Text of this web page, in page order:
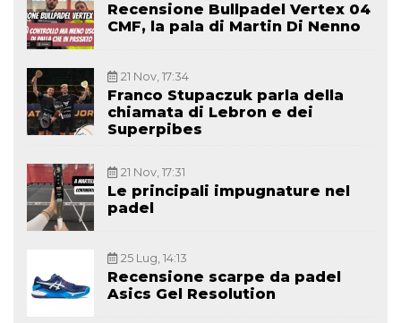
Recensione Bullpadel Vertex 04
CMF, la pala di Martin Di Nenno
21 Nov, 17:34
Franco Stupaczuk parla della
chiamata di Lebron e dei
Superpibes
21 Nov, 17:31
Le principali impugnature nel
padel
25 Lug, 14:13
Recensione scarpe da padel
Asics Gel Resolution